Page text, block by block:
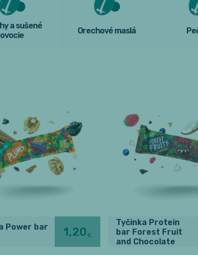
a sušené
ovocie
Orechové maslá
Power bar
1,20€
Tyčinka Protein
bar Forest Fruit
and Chocolate